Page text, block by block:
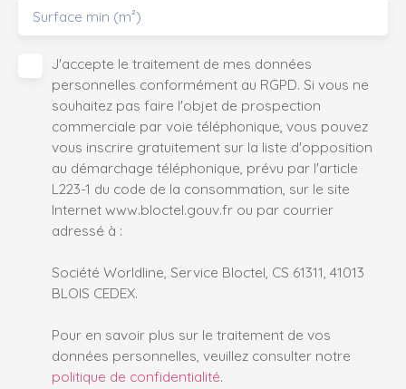
Surface min (m²)
J'accepte le traitement de mes données
personnelles conformément au RGPD. Si vous ne
souhaitez pas faire l'objet de prospection
commerciale par voie téléphonique, vous pouvez
vous inscrire gratuitement sur la liste d'opposition
au démarchage téléphonique, prévu par l'article
L223-1 du code de la consommation, sur le site
Internet www.bloctel.gouv.fr ou par courrier
adressé à :
Société Worldline, Service Bloctel, CS 61311, 41013
BLOIS CEDEX.
Pour en savoir plus sur le traitement de vos
données personnelles, veuillez consulter notre
politique de confidentialité.